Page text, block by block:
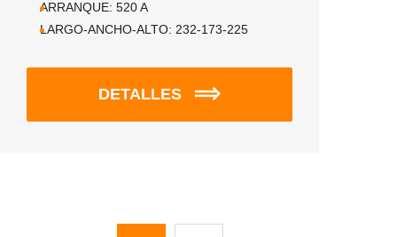
ARRANQUE: 520A
LARGO-ANCHO-ALTO: 232-173-225
DETALLES